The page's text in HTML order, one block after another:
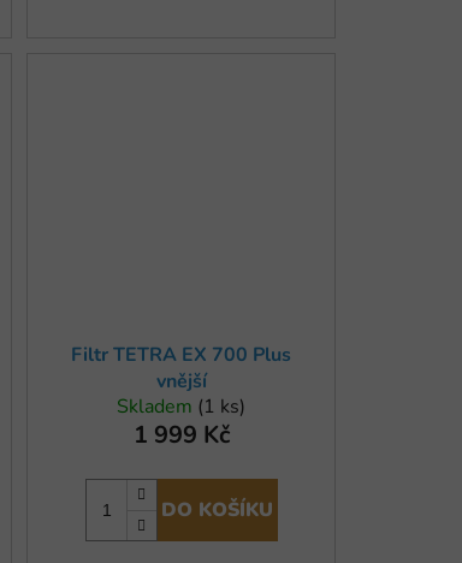
Filtr TETRA EX 700 Plus
vnější
Skladem (1 ks)
1 999 Kč
DO KOŠÍKU